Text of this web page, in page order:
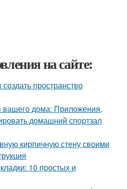
на сайте:
пространство
вашего дома: Приложения,
домашний спортзал
кирпичную стену своими
10 простых и